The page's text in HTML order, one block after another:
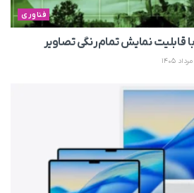
فناوری
نمایش تمام‌رنگی تصاویر